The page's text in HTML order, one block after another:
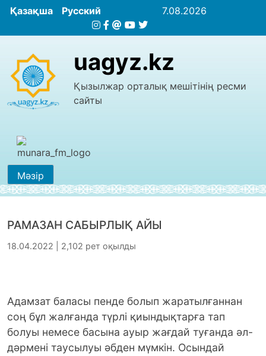
Қазақша Русский 7.08.2026
uagyz.kz
Қызылжар орталық мешітінің ресми
сайты
Мәзір
РАМАЗАН САБЫРЛЫҚ АЙЫ
18.04.2022 | 2,102 рет оқылды
Адамзат баласы пенде болып жаратылғаннан
соң бұл жалғанда түрлі қиындықтарға тап
болуы немесе басына ауыр жағдай туғанда әл-
дәрмені таусылуы әбден мүмкін. Осындай